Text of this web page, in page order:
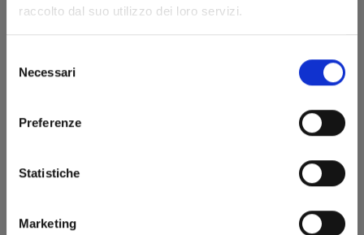
raccolto dal suo utilizzo dei loro servizi.
delNecessari
Preferenze
Statistiche
Marketing